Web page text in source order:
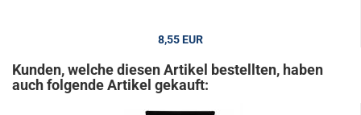
8,55 EUR
Kunden, welche diesen Artikel bestellten, haben
auch folgende Artikel gekauft: